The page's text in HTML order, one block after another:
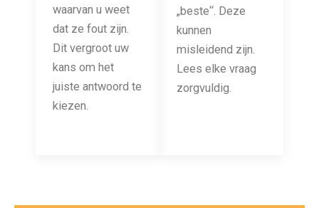
waarvan u weet
dat ze fout zijn.
Dit vergroot uw
kans om het
juiste antwoord te
kiezen.
„beste“. Deze
kunnen
misleidend zijn.
Lees elke vraag
zorgvuldig.